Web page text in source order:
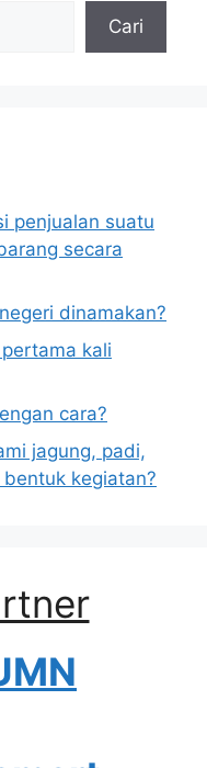
Cari
penjualan suatu
secara
dinamakan?
kali
cara?
jagung, padi,
kegiatan?